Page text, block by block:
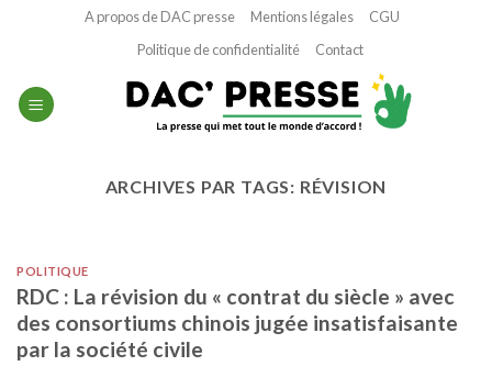
A propos de DAC presse Mentions légales
CGU
Politique de confidentialité
Contact
ARCHIVES PAR TAGS: RÉVISION
POLITIQUE
RDC : La révision du « contrat du siècle » avec
des consortiums chinois jugée insatisfaisante
par la société civile